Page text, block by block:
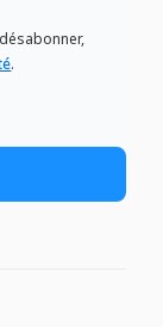
.